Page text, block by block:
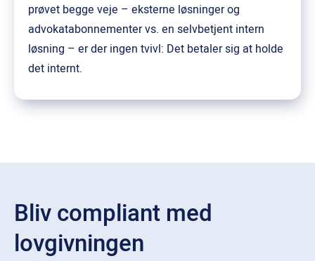
prøvet begge veje – eksterne løsninger og
advokatabonnementer vs. en selvbetjent intern
løsning – er der ingen tvivl: Det betaler sig at holde
det internt.
Bliv compliant med
lovgivningen